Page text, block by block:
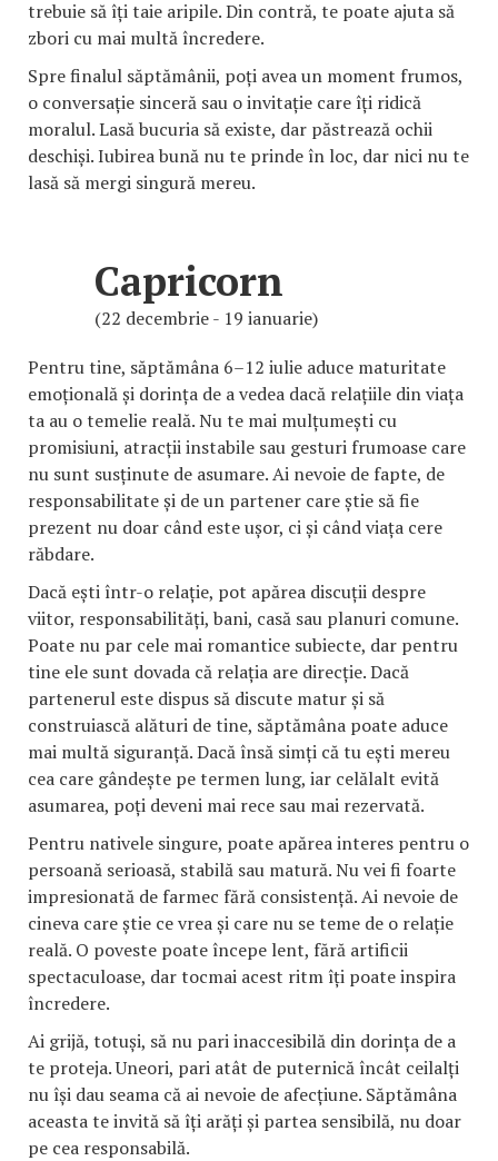
trebuie să îți taie aripile. Din contră, te poate ajuta să
zbori cu mai multă încredere.
Spre finalul săptămânii, poți avea un moment frumos,
o conversație sinceră sau o invitație care îți ridică
moralul. Lasă bucuria să existe, dar păstrează ochii
deschiși. Iubirea bună nu te prinde în loc, dar nici nu te
lasă să mergi singură mereu.
Capricorn
(22 decembrie - 19 ianuarie)
Pentru tine, săptămâna 6–12 iulie aduce maturitate
emoțională și dorința de a vedea dacă relațiile din viața
ta au o temelie reală. Nu te mai mulțumești cu
promisiuni, atracții instabile sau gesturi frumoase care
nu sunt susținute de asumare. Ai nevoie de fapte, de
responsabilitate și de un partener care știe să fie
prezent nu doar când este ușor, ci și când viața cere
răbdare.
Dacă ești într-o relație, pot apărea discuții despre
viitor, responsabilități, bani, casă sau planuri comune.
Poate nu par cele mai romantice subiecte, dar pentru
tine ele sunt dovada că relația are direcție. Dacă
partenerul este dispus să discute matur și să
construiască alături de tine, săptămâna poate aduce
mai multă siguranță. Dacă însă simți că tu ești mereu
cea care gândește pe termen lung, iar celălalt evită
asumarea, poți deveni mai rece sau mai rezervată.
Pentru nativele singure, poate apărea interes pentru o
persoană serioasă, stabilă sau matură. Nu vei fi foarte
impresionată de farmec fără consistență. Ai nevoie de
cineva care știe ce vrea și care nu se teme de o relație
reală. O poveste poate începe lent, fără artificii
spectaculoase, dar tocmai acest ritm îți poate inspira
încredere.
Ai grijă, totuși, să nu pari inaccesibilă din dorința de a
te proteja. Uneori, pari atât de puternică încât ceilalți
nu își dau seama că ai nevoie de afecțiune. Săptămâna
aceasta te invită să îți arăți și partea sensibilă, nu doar
pe cea responsabilă.